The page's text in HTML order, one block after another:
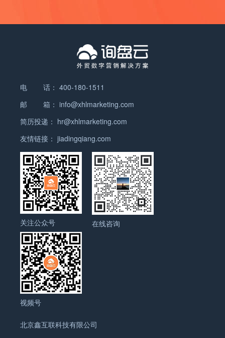
电 话： 400-180-1511
邮 箱： info@xhlmarketing.com
简历投递： hr@xhlmarketing.com
友情链接： jiadingqiang.com
关注公众号 在线咨询
视频号
北京鑫互联科技有限公司